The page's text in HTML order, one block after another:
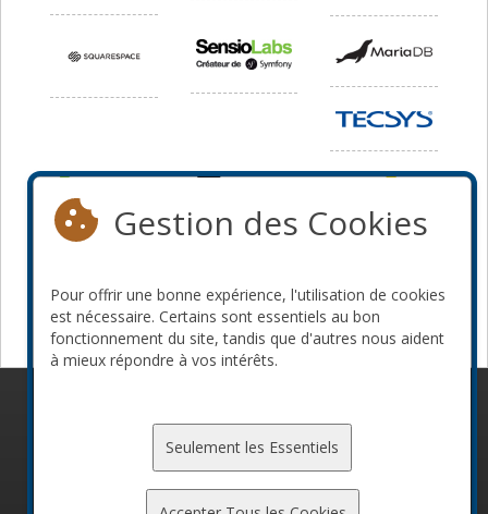
Gestion des Cookies
Pour offrir une bonne expérience, l'utilisation de cookies
est nécessaire. Certains sont essentiels au bon
fonctionnement du site, tandis que d'autres nous aident
à mieux répondre à vos intérêts.
Seulement les Essentiels